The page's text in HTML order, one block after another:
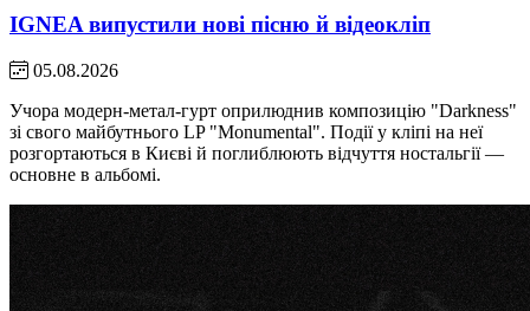
IGNEA випустили нові пісню й відеокліп
05.08.2026
Учора модерн-метал-гурт оприлюднив композицію "Darkness"
зі свого майбутнього LP "Monumental". Події у кліпі на неї
розгортаються в Києві й поглиблюють відчуття ностальгії —
основне в альбомі.